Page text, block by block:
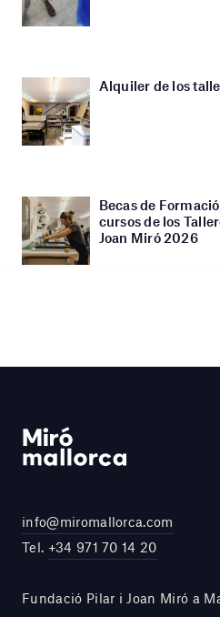
Alquiler de los
Becas de
cursos de los
Joan Miró 2026
info@miromallorca.com
Tel. +34 971 70 14 20
Fundació Pilar i Joan Miró a